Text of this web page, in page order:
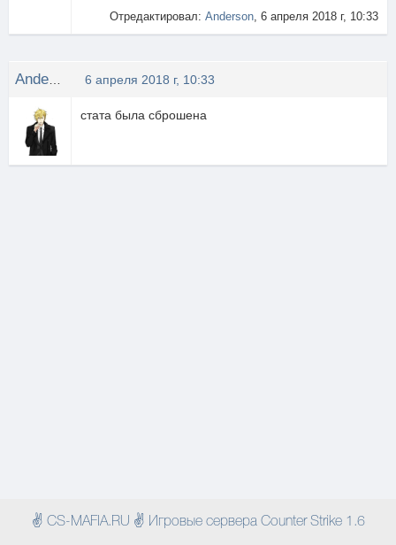
Отредактировал: Anderson, 6 апреля 2018 г, 10:33
6 апреля 2018 г, 10:33
стата была сброшена
✌ CS-MAFIA.RU ✌ Игровые сервера Counter Strike 1.6